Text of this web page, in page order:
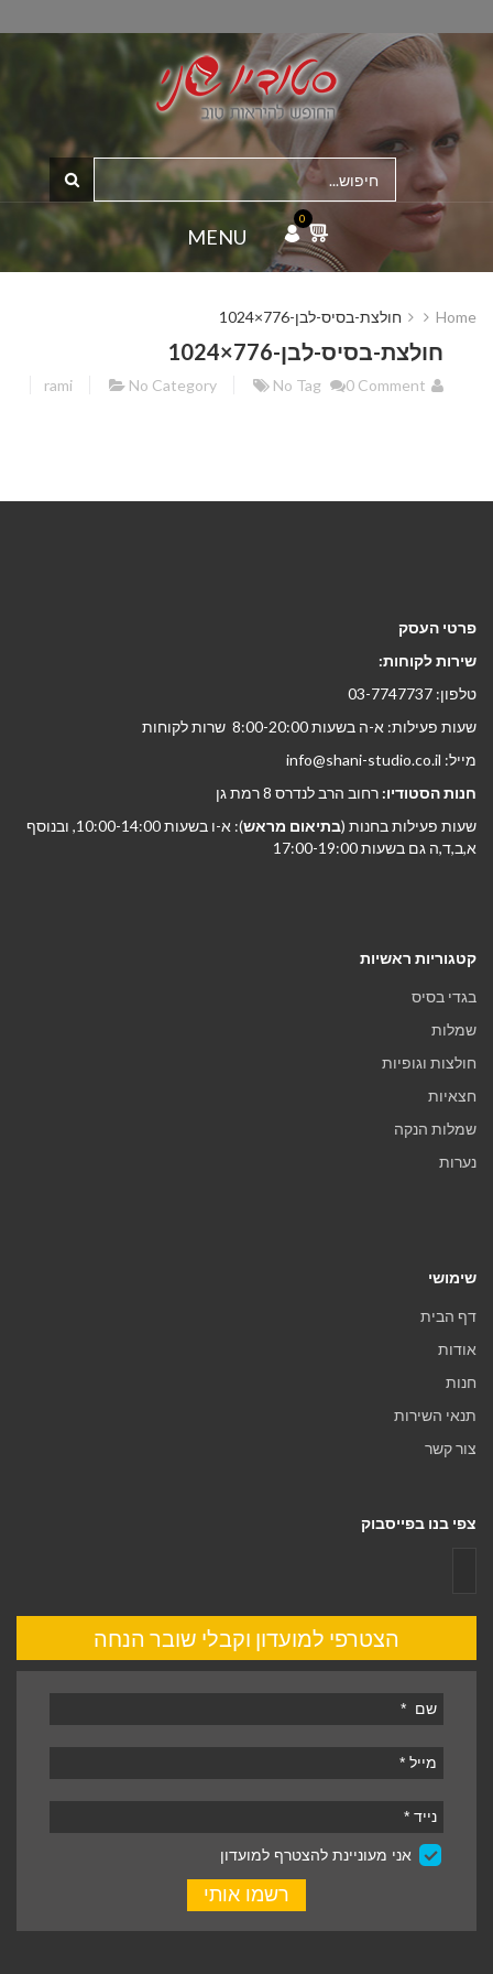
MENU
0
Home חולצת-בסיס-לבן-776×1024
חולצת-בסיס-לבן-776×1024
rami No Category No Tag 0 Comment
פרטי העסק
שירות לקוחות:
טלפון: 03-7747737
שעות פעילות: א-ה בשעות 8:00-20:00 שרות לקוחות
מייל: info@shani-studio.co.il
חנות הסטודיו: רחוב הרב לנדרס 8 רמת גן
שעות פעילות בחנות (בתיאום מראש
): א-ו בשעות 10:00-14:00, ובנוסף
א,ב,ד,ה גם בשעות 17:00-19:00
קטגוריות ראשיות
בגדי בסיס
שמלות
חולצות וגופיות
חצאיות
שמלות הנקה
נערות
שימושי
דף הבית
אודות
חנות
תנאי השירות
צור קשר
צפי בנו בפייסבוק
הצטרפי למועדון וקבלי שובר הנחה